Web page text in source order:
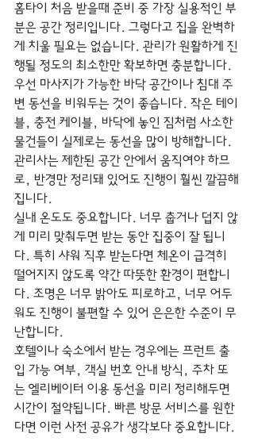
홈타이 처음 받을때 준비 중 가장 실용적인 부
분은 공간 정리입니다. 그렇다고 집을 완벽하
게 치울 필요는 없습니다. 관리가 원활하게 진
행될 정도의 최소한만 확보하면 충분합니다.
우선 마사지가 가능한 바닥 공간이나 침대 주
변 동선을 비워두는 것이 좋습니다. 작은 테이
블, 충전 케이블, 바닥에 놓인 짐처럼 사소한
물건들이 실제로는 동선을 많이 방해합니다.
관리사는 제한된 공간 안에서 움직여야 하므
로, 반경만 정리돼 있어도 진행이 훨씬 깔끔해
집니다.
실내 온도도 중요합니다. 너무 춥거나 덥지 않
게 미리 맞춰두면 받는 동안 집중이 잘 됩니
다. 특히 샤워 직후 받는다면 체온이 급격히
떨어지지 않도록 약간 따뜻한 환경이 편합니
다. 조명은 너무 밝아도 피로하고, 너무 어두
워도 진행이 불편할 수 있어 은은한 수준이 무
난합니다.
호텔이나 숙소에서 받는 경우에는 프런트 출
입 가능 여부, 객실 번호 안내 방식, 주차 또
는 엘리베이터 이용 동선을 미리 정리해두면
시간이 절약됩니다. 빠른 방문 서비스를 원한
다면 이런 사전 공유가 생각보다 중요합니다.